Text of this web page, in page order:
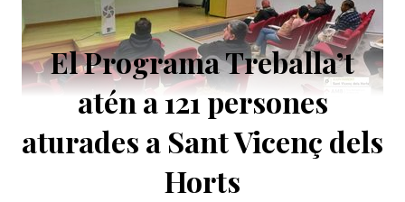
El Programa Treballa’t
atén a 121 persones
aturades a Sant Vicenç dels
Horts